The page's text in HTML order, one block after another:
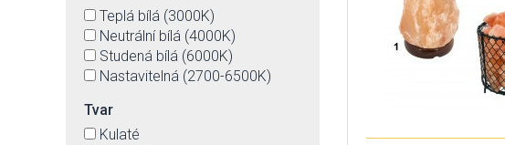
Teplá bílá (3000K)
Neutrální bílá (4000K)
Studená bílá (6000K)
Nastavitelná (2700-6500K)
Tvar
Kulaté